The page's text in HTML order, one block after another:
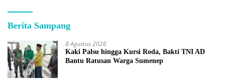
Berita Sampang
8 Agustus 2026
Kaki Palsu hingga Kursi Roda, Bakti TNI AD
Bantu Ratusan Warga Sumenep